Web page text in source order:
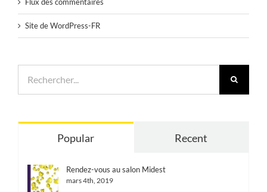
Site de WordPress-FR
Popular Recent
Rendez-vous au salon Midest
mars 4th, 2019